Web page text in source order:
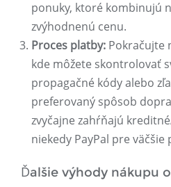
ponuky, ktoré kombinujú
zvýhodnenú cenu.
Proces platby: Pokračujte
kde môžete skontrolovať
propagačné kódy alebo
preferovaný spôsob
zvyčajne zahŕňajú
niekedy PayPal pre väčšie
Ďalšie výhody nákupu